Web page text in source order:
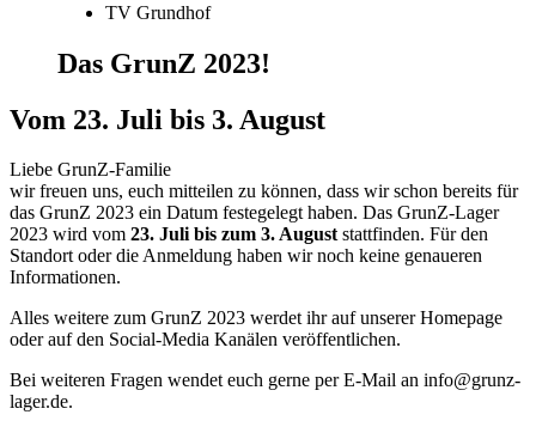
TV Grundhof
Das GrunZ 2023!
Vom 23. Juli bis 3. August
Liebe GrunZ-Familie
wir freuen uns, euch mitteilen zu können, dass wir schon bereits für
das GrunZ 2023 ein Datum festegelegt haben. Das GrunZ-Lager
2023 wird vom 23. Juli bis zum 3. Auguststattfinden. Für den
Standort oder die Anmeldung haben wir noch keine genaueren
Informationen.
Alles weitere zum GrunZ 2023 werdet ihr auf unserer Homepage
oder auf den Social-Media Kanälen veröffentlichen.
Bei weiteren Fragen wendet euch gerne per E-Mail an info@grunz-
lager.de.